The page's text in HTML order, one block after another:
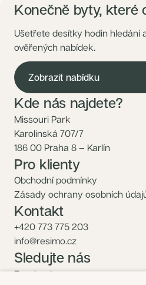
Konečně byty, které
Ušetřete desítky hodin hledání
ověřených nabídek.
Zobrazit nabídku
Kde nás najdete?
Missouri Park
Karolinská 707/7
186 00 Praha 8 – Karlín
Pro klienty
Obchodní podmínky
Zásady ochrany osobních
Kontakt
+420 773 775 203
info@resimo.cz
Sledujte nás
Facebook